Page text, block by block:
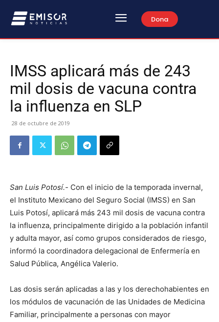
Dona
IMSS aplicará más de 243
mil dosis de vacuna contra
la influenza en SLP
28 de octubre de 2019
San Luis Potosí.- Con el inicio de la temporada invernal,
el Instituto Mexicano del Seguro Social (IMSS) en San
Luis Potosí, aplicará más 243 mil dosis de vacuna contra
la influenza, principalmente dirigido a la población infantil
y adulta mayor, así como grupos considerados de riesgo,
informó la coordinadora delegacional de Enfermería en
Salud Pública, Angélica Valerio.
Las dosis serán aplicadas a las y los derechohabientes en
los módulos de vacunación de las Unidades de Medicina
Familiar, principalmente a personas con mayor